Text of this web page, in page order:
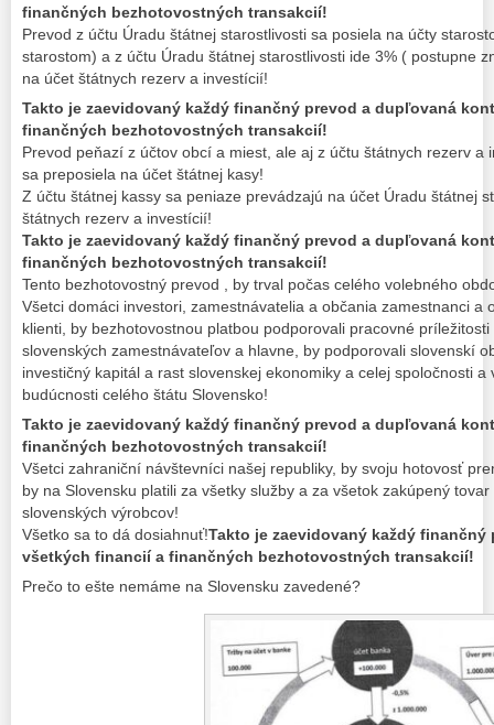
finančných bezhotovostných transakcií!
Prevod z účtu Úradu štátnej starostlivosti sa posiela na účty
starostom) a z účtu Úradu štátnej starostlivosti ide 3% ( postupne
na účet štátnych rezerv a investícií!
Takto je zaevidovaný každý finančný prevod a dupľovaná
finančných bezhotovostných transakcií!
Prevod peňazí z účtov obcí a miest, ale aj z účtu štátnych rezerv a
sa preposiela na účet štátnej kasy!
Z účtu štátnej kassy sa peniaze prevádzajú na účet Úradu štátnej
štátnych rezerv a investícií!
Takto je zaevidovaný každý finančný prevod a dupľovaná
finančných bezhotovostných transakcií!
Tento bezhotovostný prevod , by trval počas celého volebného
Všetci domáci investori, zamestnávatelia a občania zamestnanci a
klienti, by bezhotovostnou platbou podporovali pracovné
slovenských zamestnávateľov a hlavne, by podporovali slovenskí
investičný kapitál a rast slovenskej ekonomiky a celej spoločnosti a
budúcnosti celého štátu Slovensko!
Takto je zaevidovaný každý finančný prevod a dupľovaná
finančných bezhotovostných transakcií!
Všetci zahraniční návštevníci našej republiky, by svoju hotovosť
by na Slovensku platili za všetky služby a za všetok zakúpený
slovenských výrobcov!
Všetko sa to dá dosiahnuť!Takto je zaevidovaný každý
všetkých financií a finančných bezhotovostných transakcií!
Prečo to ešte nemáme na Slovensku zavedené?